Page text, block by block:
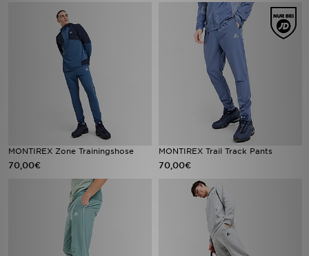
MONTIREX Zone Trainingshose
70,00€
MONTIREX Trail Track Pants
70,00€